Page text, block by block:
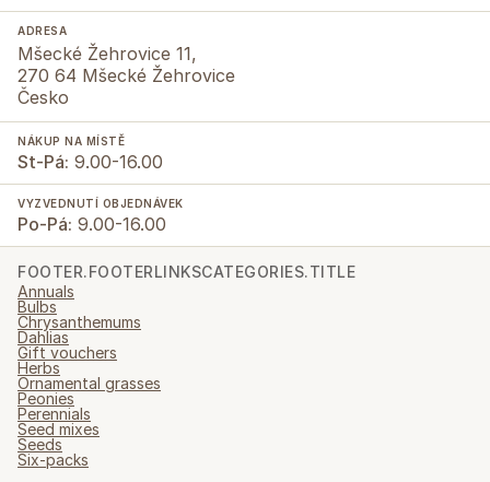
ADRESA
Mšecké Žehrovice 11,
270 64 Mšecké Žehrovice
Česko
NÁKUP NA MÍSTĚ
St-Pá: 9.00-16.00
VYZVEDNUTÍ OBJEDNÁVEK
Po-Pá: 9.00-16.00
FOOTER.FOOTERLINKSCATEGORIES.TITLE
Annuals
Bulbs
Chrysanthemums
Dahlias
Gift vouchers
Herbs
Ornamental grasses
Peonies
Perennials
Seed mixes
Seeds
Six-packs